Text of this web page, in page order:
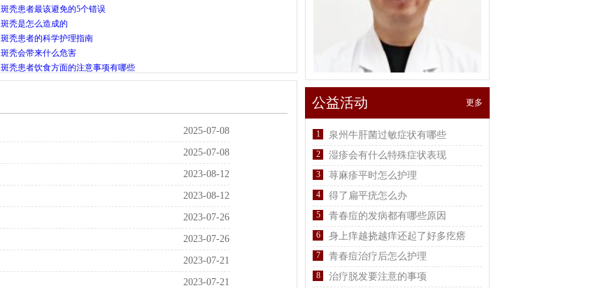
斑秃患者最该避免的5个错误
斑秃是怎么造成的
斑秃患者的科学护理指南
斑秃会带来什么危害
斑秃患者饮食方面的注意事项有哪些
斑秃形成的原因有哪些
2025-07-08
2025-07-08
2023-08-12
2023-08-12
2023-07-26
2023-07-26
2023-07-21
2023-07-21
公益活动 更多
1 泉州牛肝菌过敏症状有哪些
2 湿疹会有什么特殊症状表现
3 荨麻疹平时怎么护理
4 得了扁平疣怎么办
5 青春痘的发病都有哪些原因
6 身上痒越挠越痒还起了好多疙瘩
7 青春痘治疗后怎么护理
8 治疗脱发要注意的事项